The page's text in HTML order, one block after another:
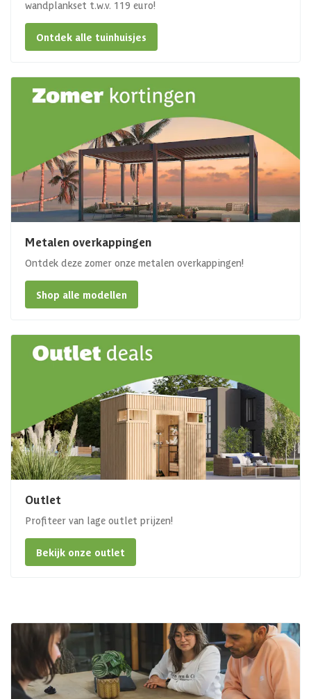
wandplankset t.w.v. 119 euro!
Ontdek alle tuinhuisjes
Metalen overkappingen
Ontdek deze zomer onze metalen overkappingen!
Shop alle modellen
Outlet
Profiteer van lage outlet prijzen!
Bekijk onze outlet